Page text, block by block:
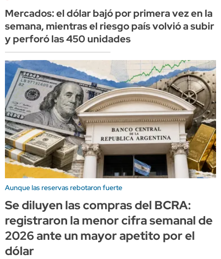
Mercados: el dólar bajó por primera vez en la
semana, mientras el riesgo país volvió a subir
y perforó las 450 unidades
Aunque las reservas rebotaron fuerte
Se diluyen las compras del BCRA:
registraron la menor cifra semanal de
2026 ante un mayor apetito por el
dólar